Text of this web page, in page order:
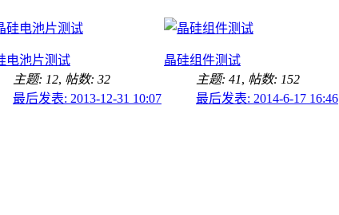
电池片测试
主题: 12, 帖数: 32
最后发表: 2013-12-31 10:07
晶硅组件测试
主题: 41, 帖数: 152
最后发表: 2014-6-17 16:46